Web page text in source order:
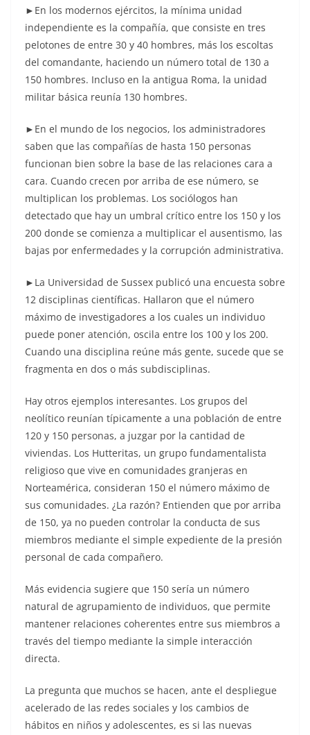
►En los modernos ejércitos, la mínima unidad
independiente es la compañía, que consiste en tres
pelotones de entre 30 y 40 hombres, más los escoltas
del comandante, haciendo un número total de 130 a
150 hombres. Incluso en la antigua Roma, la unidad
militar básica reunía 130 hombres.
►En el mundo de los negocios, los administradores
saben que las compañías de hasta 150 personas
funcionan bien sobre la base de las relaciones cara a
cara. Cuando crecen por arriba de ese número, se
multiplican los problemas. Los sociólogos han
detectado que hay un umbral crítico entre los 150 y los
200 donde se comienza a multiplicar el ausentismo, las
bajas por enfermedades y la corrupción administrativa.
►La Universidad de Sussex publicó una encuesta sobre
12 disciplinas científicas. Hallaron que el número
máximo de investigadores a los cuales un individuo
puede poner atención, oscila entre los 100 y los 200.
Cuando una disciplina reúne más gente, sucede que se
fragmenta en dos o más subdisciplinas.
Hay otros ejemplos interesantes. Los grupos del
neolítico reunían típicamente a una población de entre
120 y 150 personas, a juzgar por la cantidad de
viviendas. Los Hutteritas, un grupo fundamentalista
religioso que vive en comunidades granjeras en
Norteamérica, consideran 150 el número máximo de
sus comunidades. ¿La razón? Entienden que por arriba
de 150, ya no pueden controlar la conducta de sus
miembros mediante el simple expediente de la presión
personal de cada compañero.
Más evidencia sugiere que 150 sería un número
natural de agrupamiento de individuos, que permite
mantener relaciones coherentes entre sus miembros a
través del tiempo mediante la simple interacción
directa.
La pregunta que muchos se hacen, ante el despliegue
acelerado de las redes sociales y los cambios de
hábitos en niños y adolescentes, es si las nuevas